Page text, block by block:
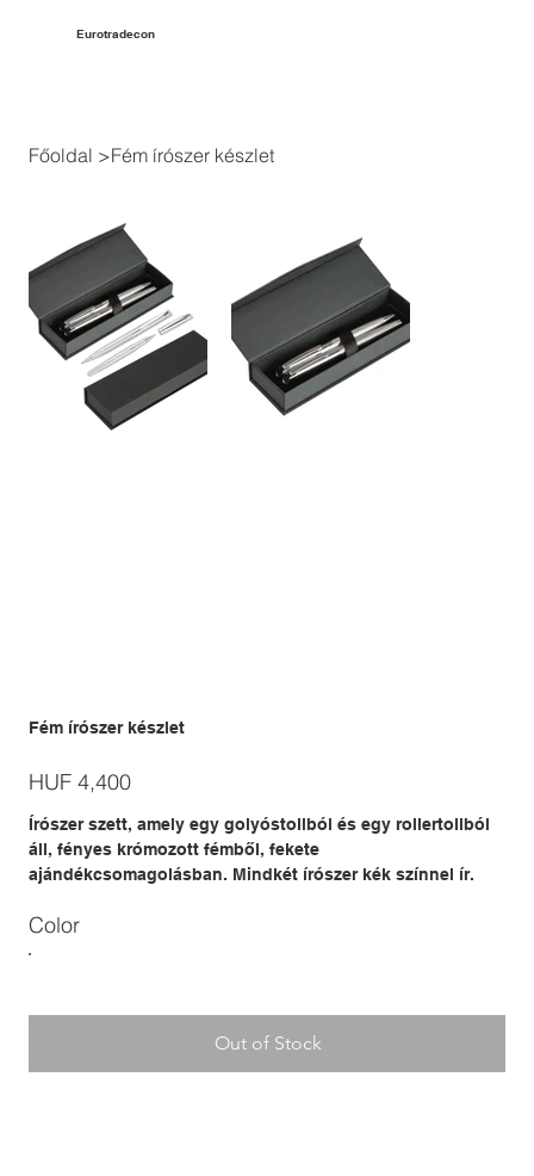
Eurotradecon
Főoldal >Fém írószer készlet
Fém írószer készlet
Price
HUF 4,400
Írószer szett, amely egy golyóstollból és egy rollertollból
áll, fényes krómozott fémből, fekete
ajándékcsomagolásban. Mindkét írószer kék színnel ír.
Color
Out of Stock